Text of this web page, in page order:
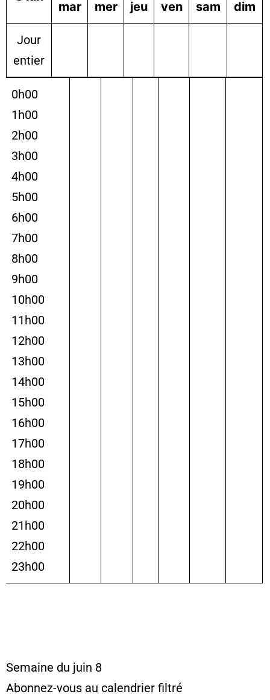
mar
mer
jeu
ven
sam
dim
Jour
entier
0h00
1h00
2h00
3h00
4h00
5h00
6h00
7h00
8h00
9h00
10h00
11h00
12h00
13h00
14h00
15h00
16h00
17h00
18h00
19h00
20h00
21h00
22h00
23h00
Semaine du juin 8
Abonnez-vous au calendrier filtré